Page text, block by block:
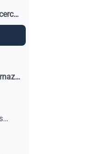
Approfondimenti, studi e ricerche
Apprendistato: quadro internazionale e comparato
Rapporti di monitoraggio, studi, ricerche, report internazionali